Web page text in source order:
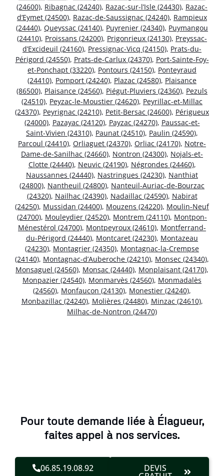
(24600), Ribagnac (24240), Razac-sur-l’Isle (24430), Razac-
d’Eymet (24500), Razac-de-Saussignac (24240), Rampieux
(24440), Queyssac (24140), Puyrenier (24340), Puymangou
(24410), Proissans (24200), Prigonrieux (24130), Preyssac-
d’Excideuil (24160), Pressignac-Vicq (24150), Prats-du-
Périgord (24550), Prats-de-Carlux (24370), Port-Sainte-Foy-
et-Ponchapt (33220), Pontours (24150), Ponteyraud
(24410), Pomport (24240), Plazac (24580), Plaisance
(86500), Plaisance (24560), Piégut-Pluviers (24360), Pezuls
(24510), Peyzac-le-Moustier (24620), Peyrillac-et-Millac
(24370), Peyrignac (24210), Petit-Bersac (24600), Périgueux
(24000), Pazayac (24120), Payzac (24270), Paussac-et-
Saint-Vivien (24310), Paunat (24510), Paulin (24590),
Parcoul (24410), Orliaguet (24370), Orliac (24170), Notre-
Dame-de-Sanilhac (24660), Nontron (24300), Nojals-et-
Clotte (24440), Neuvic (24190), Négrondes (24460),
Naussannes (24440), Nastringues (24230), Nanthiat
(24800), Nantheuil (24800), Nanteuil-Auriac-de-Bourzac
(24320), Nailhac (24390), Nadaillac (24590), Nabirat
(24250), Mussidan (24400), Mouzens (24220), Moulin-Neuf
(24700), Mouleydier (24520), Montrem (24110), Montpon-
Ménestérol (24700), Montpeyroux (24610), Montferrand-
du-Périgord (24440), Montcaret (24230), Montazeau
(24230), Montagrier (24350), Montagnac-la-Crempse
(24140), Montagnac-d’Auberoche (24210), Monsec (24340),
Monsaguel (24560), Monsac (24440), Monplaisant (24170),
Monpazier (24540), Monmarvès (24560), Monmadalès
(24560), Monfaucon (24130), Monestier (24240),
Monbazillac (24240), Molières (24480), Minzac (24610),
Milhac-de-Nontron (24470)
Pour toute demande liée à Élagueur,
faites appel à nos services.
06.85.19.08.92 DEVIS